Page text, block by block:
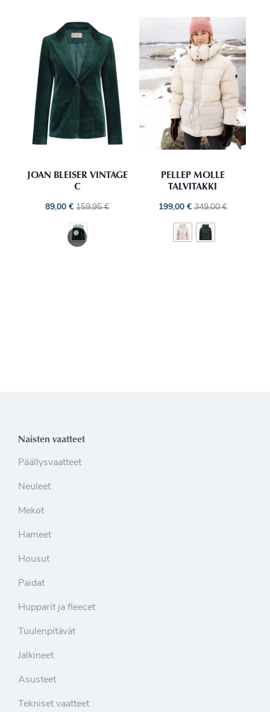
JOAN BLEISER VINTAGE
C
89,00€ 159,95€
PELLEP MOLLE
TALVITAKKI
199,00 € 349,00€
Naisten vaatteet
Päällysvaatteet
Neuleet
Mekot
Hameet
Housut
Paidat
Hupparit ja fleecet
Tuulenpitävät
Jalkineet
Asusteet
Tekniset vaatteet